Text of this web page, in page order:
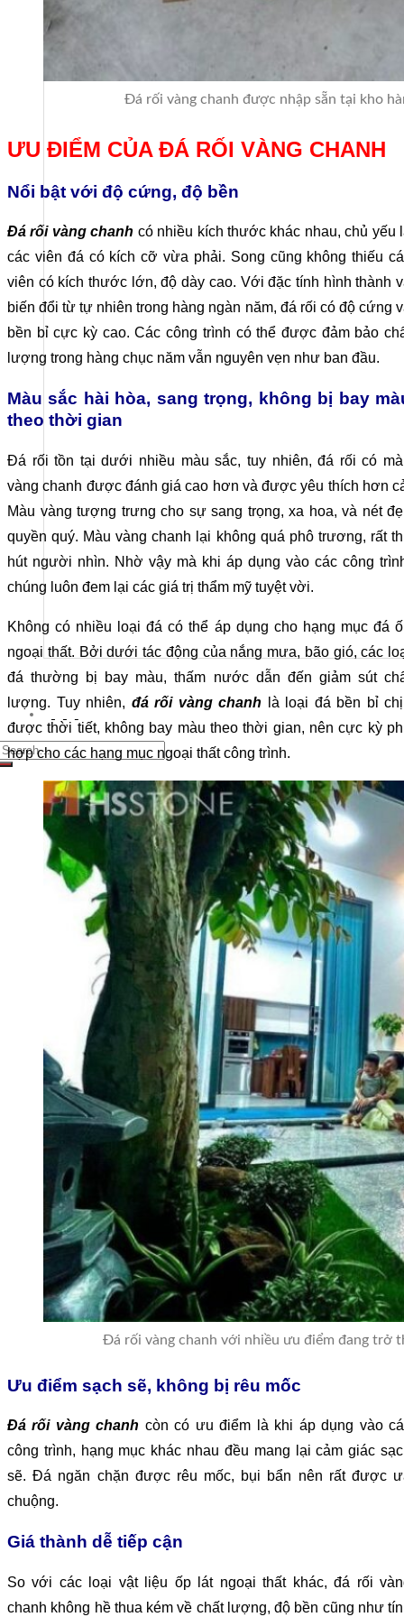
CÔNG TY CỔ PHẦN HSSTONE
Điện thoại: 0988 527 222
Email: kinhdoanh@hsstone.vn
Số nhà NV37, Khu đô thị mới Trung Văn, đường
Nội, Việt Nam
Trụ sở:Số nhà 59, Dãy 1, Khu tập thể công an
Nam.
Showroom + Văn Phòng:
16TM3B-9 (Số 16,
Nội.
Showroom 2: SB117 Sao Biển, Vinhomes
Nhà máy chế tác:Km2 tỉnh lộ 70, xã Tam Hiệp,
for:
Đá rối vàng chanh được nhập sẵn tại kho
ƯU ĐIỂM CỦA ĐÁ RỐI VÀNG CHANH
Nổi bật với độ cứng, độ bền
Đá rối vàng chanh có nhiều kích thước khác nhau, chủ yếu
các viên đá có kích cỡ vừa phải. Song cũng không thiếu
viên có kích thước lớn, độ dày cao. Với đặc tính hình thành
biến đổi từ tự nhiên trong hàng ngàn năm, đá rối có độ cứng
bền bỉ cực kỳ cao. Các công trình có thể được đảm bảo
lượng trong hàng chục năm vẫn nguyên vẹn như ban đầu.
Màu sắc hài hòa, sang trọng, không bị bay
theo thời gian
Đá rối tồn tại dưới nhiều màu sắc, tuy nhiên, đá rối có
vàng chanh được đánh giá cao hơn và được yêu thích hơn
Màu vàng tượng trưng cho sự sang trọng, xa hoa, và nét
quyền quý. Màu vàng chanh lại không quá phô trương, rất
hút người nhìn. Nhờ vậy mà khi áp dụng vào các công
chúng luôn đem lại các giá trị thẩm mỹ tuyệt vời.
Không có nhiều loại đá có thể áp dụng cho hạng mục đá
ngoại thất. Bởi dưới tác động của nắng mưa, bão gió, các
đá thường bị bay màu, thấm nước dẫn đến giảm sút
lượng. Tuy nhiên, đá rối vàng chanh là loại đá bền bỉ
được thời tiết, không bay màu theo thời gian, nên cực kỳ
hợp cho các hạng mục ngoại thất công trình.
Đá rối vàng chanh với nhiều ưu điểm đang trở
Ưu điểm sạch sẽ, không bị rêu mốc
Đá rối vàng chanh còn có ưu điểm là khi áp dụng vào
công trình, hạng mục khác nhau đều mang lại cảm giác
sẽ. Đá ngăn chặn được rêu mốc, bụi bẩn nên rất được
chuộng.
Giá thành dễ tiếp cận
So với các loại vật liệu ốp lát ngoại thất khác, đá rối
chanh không hề thua kém về chất lượng, độ bền cũng như